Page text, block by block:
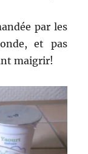
par les
et pas
maigrir!